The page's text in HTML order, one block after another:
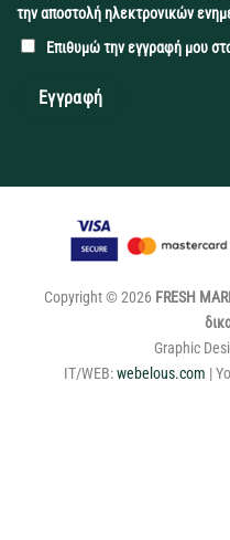
την αποστολή ηλεκτρονικών
Επιθυμώ την εγγραφή μου
Copyright © 2026 FRESH
Graphic
IT/WEB:webelous.com |